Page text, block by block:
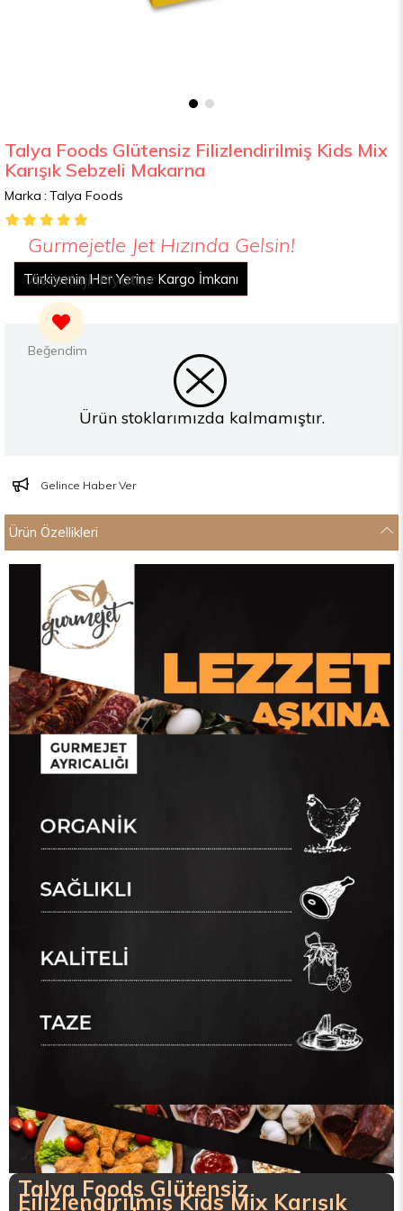
Talya Foods Glütensiz Filizlendirilmiş Kids Mix
Karışık Sebzeli Makarna
Marka : Talya Foods
Türkiyenin Her Yerine Kargo İmkanı
Ürün stoklarımızda kalmamıştır.
Gelince Haber Ver
Gurmejetle Jet Hızında Gelsin!
Avantajlı Fiyatlar
2000 TL Üzeri Alışverişte Ücretsiz Kargo
Yemek Kartları İle Ödeme İmkanı
Ürün Özellikleri
Talya Foods Glütensiz
Filizlendirilmiş Kids Mix Karışık